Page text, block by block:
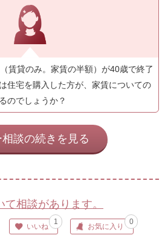
賃貸のみ。家賃の半額）が40歳で終了
住宅を購入した方が、家賃についての
のでしょうか？
談の続きを見る
相談があります。
いいね
1
お気に入り
0